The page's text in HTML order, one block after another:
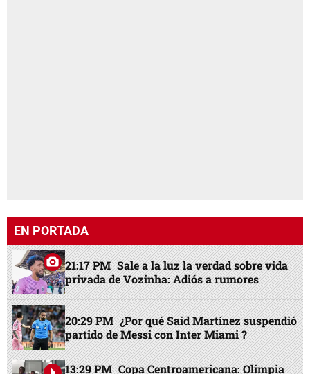
EN PORTADA
21:17 PM Sale a la luz la verdad sobre vida
privada de Vozinha: Adiós a rumores
20:29 PM ¿Por qué Said Martínez suspendió
partido de Messi con Inter Miami ?
13:29 PM Copa Centroamericana: Olimpia